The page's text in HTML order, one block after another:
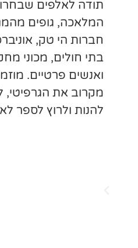
שלי בקרית
והציבורי,
בתי ספר,
משפחות
לחוות
לצחוק,